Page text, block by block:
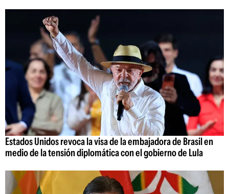
Estados Unidos revoca la visa de la embajadora de Brasil en
medio de la tensión diplomática con el gobierno de Lula